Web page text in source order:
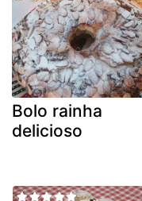
Bolo rainha
delicioso